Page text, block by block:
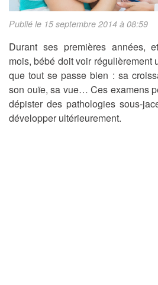
Publié le 15 septembre 2014 à 08:59
Durant ses premières années,
mois, bébé doit voir régulièrement
que tout se passe bien : sa
son ouïe, sa vue… Ces examens
dépister des pathologies sous-
développer ultérieurement.